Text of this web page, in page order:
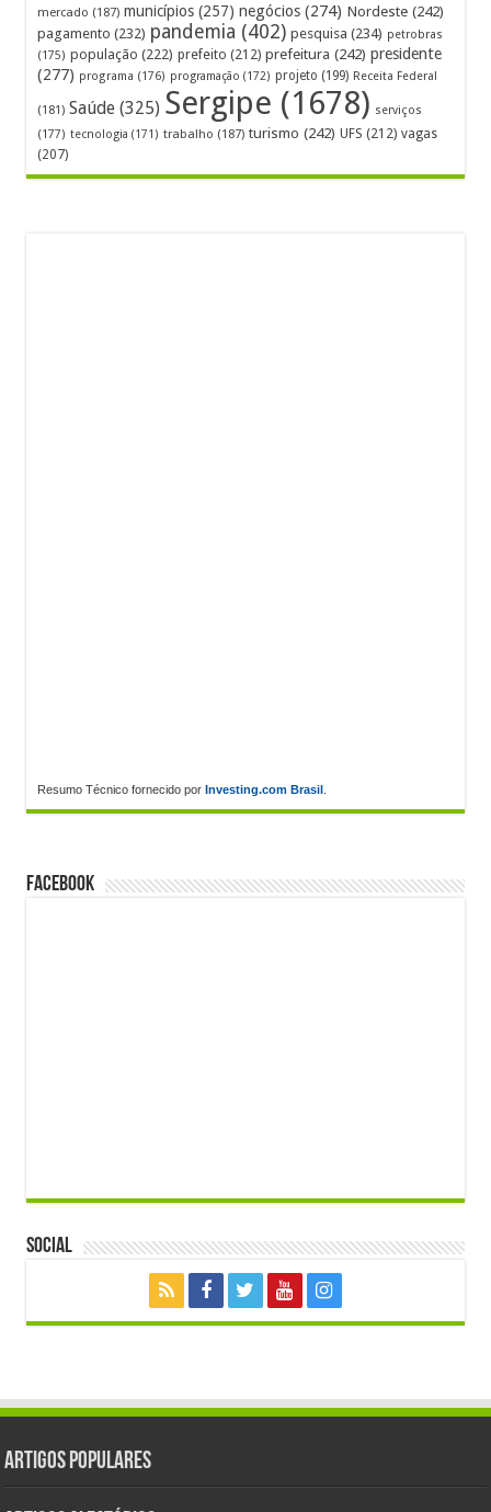
mercado (187) municípios (257) negócios (274) Nordeste (242)
pagamento (232) pandemia (402) pesquisa (234) petrobras
(175) população (222) prefeito (212) prefeitura (242) presidente
(277) programa (176) programação (172) projeto (199) Receita Federal
(181) Saúde (325) Sergipe (1678) serviços
(177) tecnologia (171) trabalho (187) turismo (242) UFS (212) vagas
(207)
Resumo Técnico fornecido porInvesting.com Brasil
FACEBOOK
Social
Artigos populares